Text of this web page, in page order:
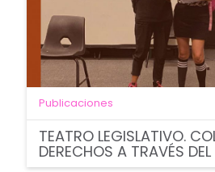
Publicaciones
TEATRO LEGISLATIVO.
DERECHOS A TRAVÉS